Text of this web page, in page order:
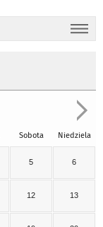
Sobota Niedziela
5 6
12 13